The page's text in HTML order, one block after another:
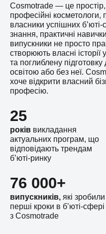
Cosmotrade — це
професійні косметологи,
власники успішних
знання, практичні
випускники не просто
створюють власні
та поглиблену
освітою або без неї.
хоче відкрити власний
професію.
25
років викладання
актуальних програм, що
відповідають трендам
б’юті-ринку
76 000+
випускників, які зробили
перші кроки в б’юті-сфері
з Cosmotrade